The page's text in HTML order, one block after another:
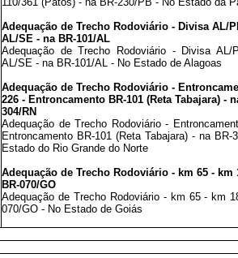
Adequação de Trecho Rodoviário - Divisa AL/
AL/SE - na BR-101/AL
Adequação de Trecho Rodoviário - Divisa AL/
AL/SE - na BR-101/AL - No Estado de Alagoas
Adequação de Trecho Rodoviário -
226 - Entroncamento BR-101 (Reta Tabajara) -
304/RN
Adequação de Trecho Rodoviário -
Entroncamento BR-101 (Reta Tabajara) - na BR-
Estado do Rio Grande do Norte
Adequação de Trecho Rodoviário - km 65 - km
BR-070/GO
Adequação de Trecho Rodoviário - km 65 - km
070/GO - No Estado de Goiás